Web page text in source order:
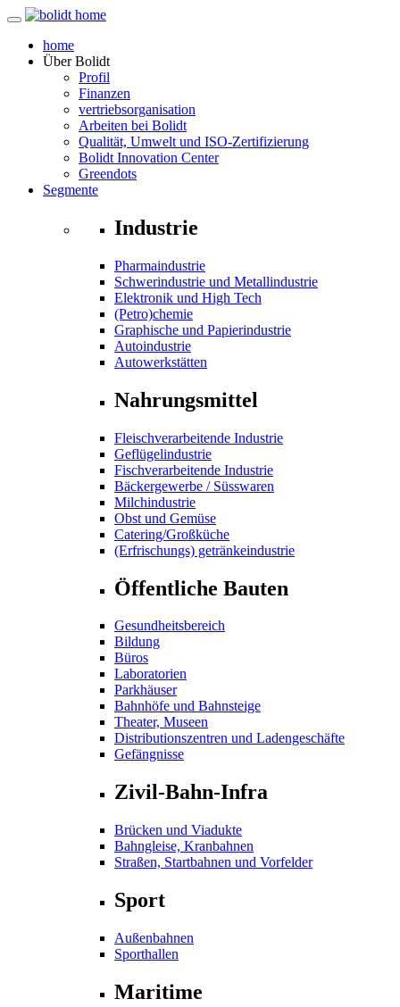
home
ÜberBolidt
Profil
Finanzen
vertriebsorganisation
Arbeiten bei Bolidt
Qualität, Umwelt und ISO-Zertifizierung
Bolidt Innovation Center
Greendots
Segmente
Industrie
Pharmaindustrie
Schwerindustrie und Metallindustrie
Elektronik und High Tech
(Petro)chemie
Graphische und Papierindustrie
Autoindustrie
Autowerkstätten
Nahrungsmittel
Fleischverarbeitende Industrie
Geflügelindustrie
Fischverarbeitende Industrie
Bäckergewerbe / Süsswaren
Milchindustrie
Obst und Gemüse
Catering/Großküche
(Erfrischungs) getränkeindustrie
Öffentliche Bauten
Gesundheitsbereich
Bildung
Büros
Laboratorien
Parkhäuser
Bahnhöfe und Bahnsteige
Theater, Museen
Distributionszentren und Ladengeschäfte
Gefängnisse
Zivil-Bahn-Infra
Brücken und Viadukte
Bahngleise, Kranbahnen
Straßen, Startbahnen und Vorfelder
Sport
Außenbahnen
Sporthallen
Maritime